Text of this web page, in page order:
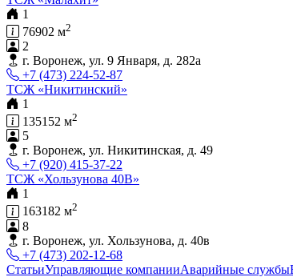
1
76902 м2
2
г. Воронеж, ул. 9 Января, д. 282а
+7 (473) 224-52-87
ТСЖ «Никитинский»
1
135152 м2
5
г. Воронеж, ул. Никитинская, д. 49
+7 (920) 415-37-22
ТСЖ «Хользунова 40В»
1
163182 м2
8
г. Воронеж, ул. Хользунова, д. 40в
+7 (473) 202-12-68
СтатьиУправляющие компанииАварийные службы